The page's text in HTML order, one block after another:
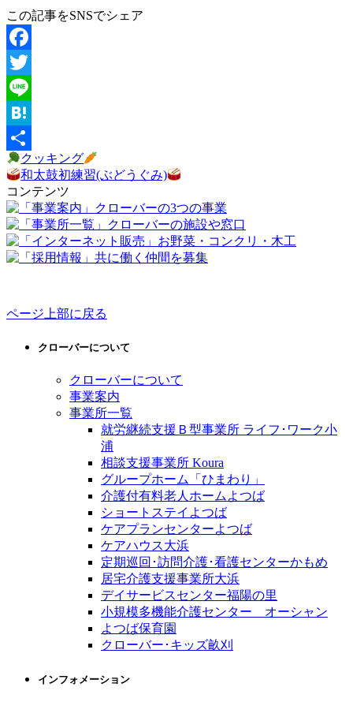
この記事をSNSでシェア
Facebook
Twitter
Line
Hatena
共
有
クッキング
和太鼓初練習(ぶどうぐみ)
コンテンツ
ページ上部に戻る
クローバーについて
クローバーについて
事業案内
事業所一覧
就労継続支援Ｂ型事業所 ライフ･ワーク小
浦
相談支援事業所 Koura
グループホーム「ひまわり」
介護付有料老人ホームよつば
ショートステイよつば
ケアプランセンターよつば
ケアハウス大浜
定期巡回･訪問介護･看護センターかもめ
居宅介護支援事業所大浜
デイサービスセンター福陽の里
小規模多機能介護センター オーシャン
よつば保育園
クローバー･キッズ畝刈
インフォメーション